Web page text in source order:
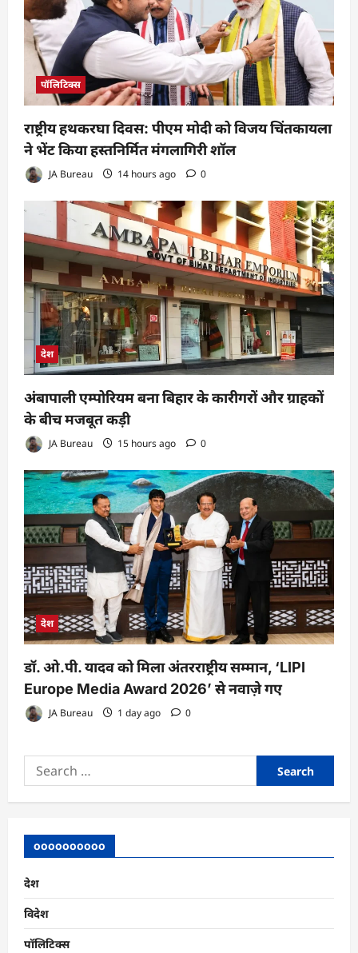
पॉलिटिक्स
राष्ट्रीय हथकरघा दिवस: पीएम मोदी को विजय चिंतकायला
ने भेंट किया हस्तनिर्मित मंगलागिरी शॉल
JA Bureau 14 hours ago 0
देश
अंबापाली एम्पोरियम बना बिहार के कारीगरों और ग्राहकों
के बीच मजबूत कड़ी
JA Bureau 15 hours ago 0
देश
डॉ. ओ.पी. यादव को मिला अंतरराष्ट्रीय सम्मान, ‘LIPI
Europe Media Award 2026’ से नवाज़े गए
JA Bureau 1 day ago 0
Search
for:
oooooooooo
देश
विदेश
पॉलिटिक्स